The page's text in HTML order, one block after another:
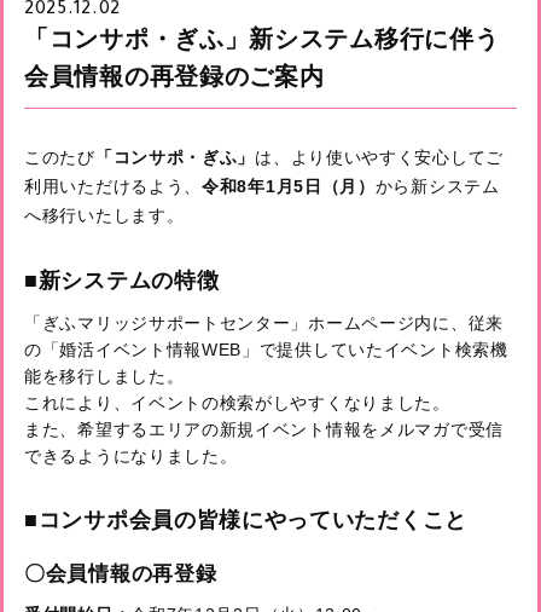
2025.12.02
「コンサポ・ぎふ」新システム移行に伴う
会員情報の再登録のご案内
このたび 「コンサポ・ぎふ」 は、より使いやすく安心してご
利用いただけるよう、 令和8年1月5日（月） から新システム
へ移行いたします。
■新システムの特徴
「ぎふマリッジサポートセンター」ホームページ内に、従来
の「婚活イベント情報WEB」で提供していたイベント検索機
能を移行しました。
これにより、イベントの検索がしやすくなりました。
また、希望するエリアの新規イベント情報をメルマガで受信
できるようになりました。
■コンサポ会員の皆様にやっていただくこと
〇会員情報の再登録